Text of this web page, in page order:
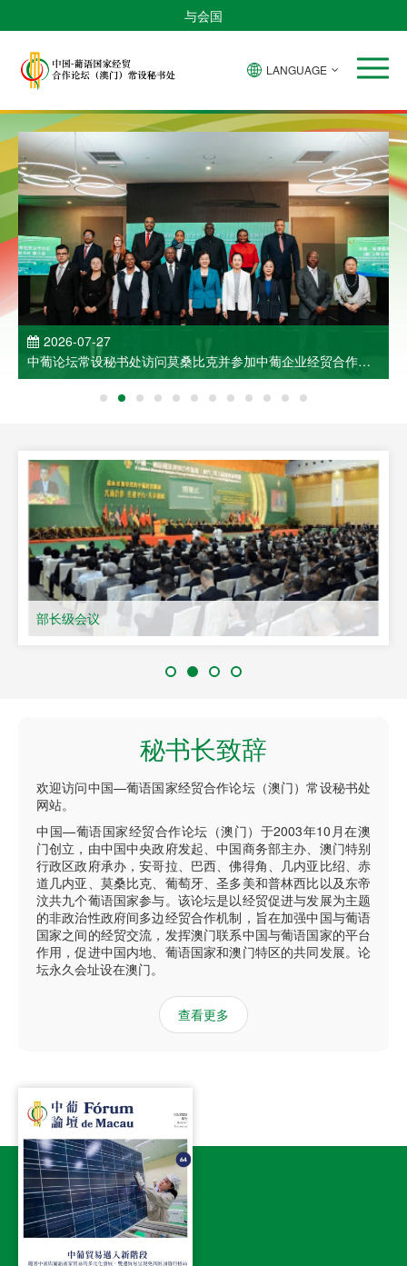
与会国
LANGUAGE
2026-07-27
中葡论坛常设秘书处访问莫桑比克并参加中葡企业经贸合作洽
谈会
部长级会议
秘书长致辞
欢迎访问中国—葡语国家经贸合作论坛（澳门）常设秘书处
网站。
中国—葡语国家经贸合作论坛（澳门）于2003年10月在澳
门创立，由中国中央政府发起、中国商务部主办、澳门特别
行政区政府承办，安哥拉、巴西、佛得角、几内亚比绍、赤
道几内亚、莫桑比克、葡萄牙、圣多美和普林西比以及东帝
汶共九个葡语国家参与。该论坛是以经贸促进与发展为主题
的非政治性政府间多边经贸合作机制，旨在加强中国与葡语
国家之间的经贸交流，发挥澳门联系中国与葡语国家的平台
作用，促进中国内地、葡语国家和澳门特区的共同发展。论
坛永久会址设在澳门。
查看更多